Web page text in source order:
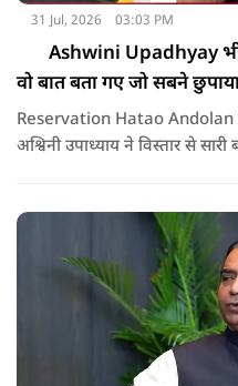
31 Jul, 2026 03:03 PM
Ashwini Upadhyay
वो बात बता गए जो सबने
Reservation Hatao Andolan
अश्विनी उपाध्याय ने विस्तार से